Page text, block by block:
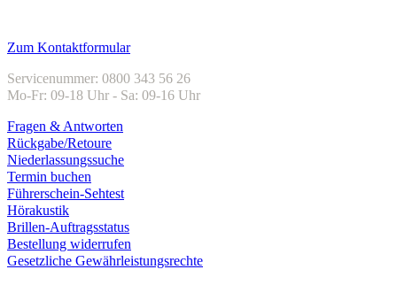
Zum Kontaktformular
Servicenummer: 0800 343 56 26
Mo-Fr: 09-18 Uhr - Sa: 09-16 Uhr
Fragen & Antworten
Rückgabe/Retoure
Niederlassungssuche
Termin buchen
Führerschein-Sehtest
Hörakustik
Brillen-Auftragsstatus
Bestellung widerrufen
Gesetzliche Gewährleistungsrechte